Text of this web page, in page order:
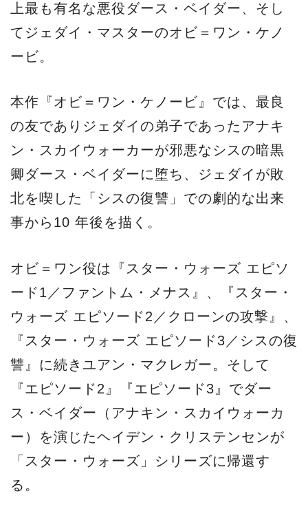
上最も有名な悪役ダース・ベイダー、そし
てジェダイ・マスターのオビ＝ワン・ケノ
ービ。
本作『オビ＝ワン・ケノービ』では、最良
の友でありジェダイの弟子であったアナキ
ン・スカイウォーカーが邪悪なシスの暗黒
卿ダース・ベイダーに堕ち、ジェダイが敗
北を喫した「シスの復讐」での劇的な出来
事から10 年後を描く。
オビ＝ワン役は『スター・ウォーズ エピソ
ード1／ファントム・メナス』、『スター・
ウォーズ エピソード2／クローンの攻撃』、
『スター・ウォーズ エピソード3／シスの復
讐』に続きユアン・マクレガー。そして
『エピソード2』『エピソード3』でダー
ス・ベイダー（アナキン・スカイウォーカ
ー）を演じたヘイデン・クリステンセンが
「スター・ウォーズ」シリーズに帰還す
る。